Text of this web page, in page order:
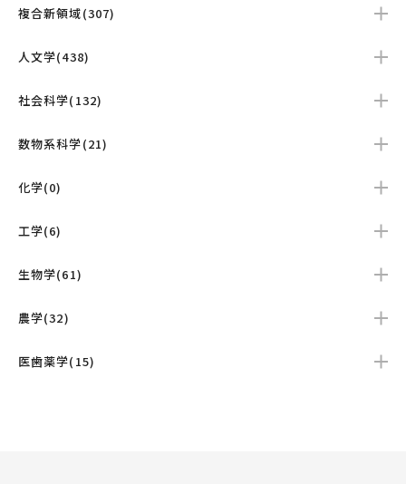
複合新領域(307)
人文学(438)
社会科学(132)
数物系科学(21)
化学(0)
工学(6)
生物学(61)
農学(32)
医歯薬学(15)